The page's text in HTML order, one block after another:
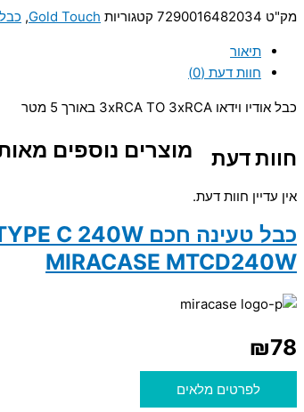
מק"ט 7290016482034 קטגוריות Gold Touch
,
תיאור
חוות דעת (0)
כבל אודיו וידאו 3xRCA TO 3xRCA באורך 5 מטר
חוות דעת
אין עדיין חוות דעת.
מוצרים נוספים
MIRACASE MTCD240W
₪78
לפרטים מלאים